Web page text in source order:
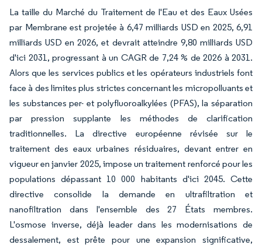
La taille du Marché du Traitement de l'Eau et des Eaux Usées
par Membrane est projetée à 6,47 milliards USD en 2025, 6,91
milliards USD en 2026, et devrait atteindre 9,80 milliards USD
d'ici 2031, progressant à un CAGR de 7,24 % de 2026 à 2031.
Alors que les services publics et les opérateurs industriels font
face à des limites plus strictes concernant les micropolluants et
les substances per- et polyfluoroalkylées (PFAS), la séparation
par pression supplante les méthodes de clarification
traditionnelles. La directive européenne révisée sur le
traitement des eaux urbaines résiduaires, devant entrer en
vigueur en janvier 2025, impose un traitement renforcé pour les
populations dépassant 10 000 habitants d'ici 2045. Cette
directive consolide la demande en ultrafiltration et
nanofiltration dans l'ensemble des 27 États membres.
L'osmose inverse, déjà leader dans les modernisations de
dessalement, est prête pour une expansion significative,